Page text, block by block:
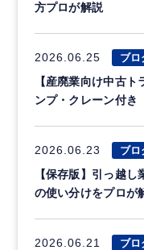
方プロが解説
2026.06.25 ブロ
【産廃業向け中古
ンプ・クレーン付き
2026.06.23 ブロ
【保存版】引っ越
の使い分けをプロが
2026.06.21 ブロ